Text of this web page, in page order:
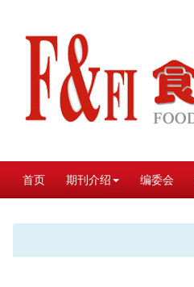
首页 期刊介绍 编委会